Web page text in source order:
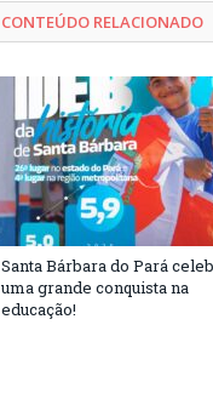
CONTEÚDO RELACIONADO
Santa Bárbara do Pará
uma grande conquista na
educação!